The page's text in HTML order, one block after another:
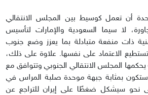
أن تعمل كوسيط بين المجلس الانتقالي
لا سيما السعودية والإمارات لتأسيس
ذات منفعة متبادلة بما يعزز وضع جنوب
الاعتماد على نفسها. علاوة على ذلك،
يحكمها المجلس الانتقالي الجنوبي وتتوافق مع
ستكون بمثابة جبهة موحدة صلبة المراس في
نحو سيشكل ضغطًا على إيران للتراجع عن